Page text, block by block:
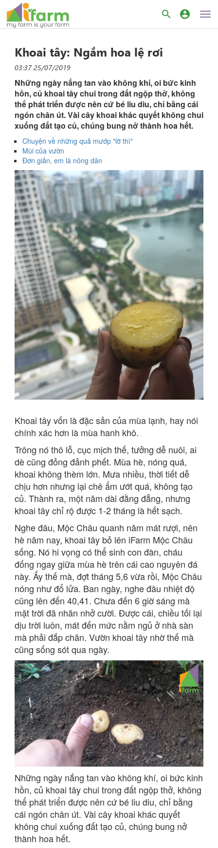
search account_circle
Khoai tây: Ngắm hoa lệ rơi
03:37 25/07/2019
Những ngày nắng tan vào không khí, oi bức kinh
hồn, củ khoai tây chui trong đất ngộp thở, không
thể phát triển được nên cứ bé liu diu, chỉ bằng cái
ngón chân út. Vài cây khoai khác quyết không chui
xuống đất tạo củ, chúng bung nở thành hoa hết.
Chuyện về những quả mướp "lỡ thì"
Mùi của vườn
Đơn giản, em là nông dân
Khoai tây vốn là đặc sản của mùa lạnh, hay nói
chính xác hơn là mùa hanh khô.
Trông nó thô lỗ, cục mịch thế, tưởng dễ nuôi, ai
dè cũng đỏng đảnh phết. Mùa hè, nóng quá,
khoai không thèm lớn. Mưa nhiều, thời tiết dễ
chịu hơn nhưng lại chê ẩm ướt quá, không tạo
củ. Thành ra, một năm dài đằng đẵng, nhưng
khoai tây chỉ rộ được 1-2 tháng là hết sạch.
Nghe đâu, Mộc Châu quanh năm mát rượi, nên
hè năm nay, khoai tây bỏ lên iFarm Mộc Châu
sống. Nó hi vọng có thể sinh con đàn, cháu
đống ngay giữa mùa hè trên cái cao nguyên đá
này. Ấy thế mà, đợt tháng 5,6 vừa rồi, Mộc Châu
nóng như đổ lửa. Ban ngày, nghe đâu nhiệt độ
cũng lên đến 40,41. Chưa đến 6 giờ sáng mà
mặt trời đã nhăn nhở cười. Được cái, chiều tối lại
dịu trời luôn, mát đến mức nằm ngủ ở nhà sàn
mà phải đắp chăn. Vườn khoai tây nhờ thế mà
cũng sống sót qua ngày.
Những ngày nắng tan vào không khí, oi bức kinh
hồn, củ khoai tây chui trong đất ngộp thở, không
thể phát triển được nên cứ bé liu diu, chỉ bằng
cái ngón chân út. Vài cây khoai khác quyết
không chui xuống đất tạo củ, chúng bung nở
thành hoa hết.